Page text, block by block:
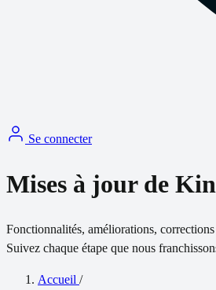
Se connecter
Mises à jour de
Fonctionnalités, améliorations,
Suivez chaque étape que nous
Accueil /